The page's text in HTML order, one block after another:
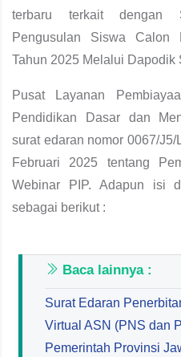
terbaru terkait dengan
Pengusulan Siswa Calon
Tahun 2025 Melalui Dapodik
Pusat Layanan
Pendidikan Dasar dan
surat edaran nomor 0067/
Februari 2025 tentang
Webinar PIP. Adapun isi
sebagai berikut :
Baca lainnya :
Surat Edaran
Virtual ASN (PNS dan
Pemerintah Provinsi